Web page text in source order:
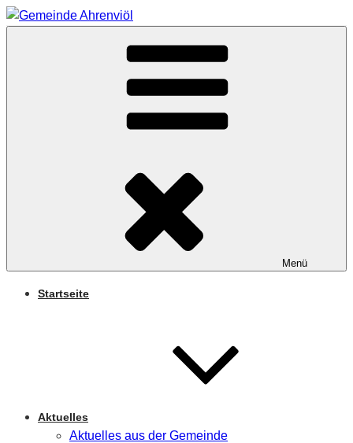
Zum
GEMEINDE
AHRENVIÖL
Menü
Startseite
Aktuelles
Aktuelles aus der Gemeinde